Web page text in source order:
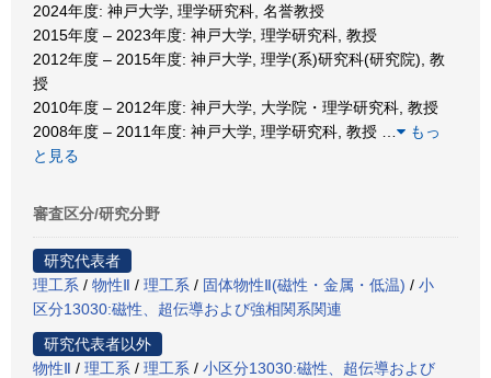
2024年度: 神戸大学, 理学研究科, 名誉教授
2015年度 – 2023年度: 神戸大学, 理学研究科, 教授
2012年度 – 2015年度: 神戸大学, 理学(系)研究科(研究院), 教
授
2010年度 – 2012年度: 神戸大学, 大学院・理学研究科, 教授
2008年度 – 2011年度: 神戸大学, 理学研究科, 教授
もっ
と見る
審査区分/研究分野
研究代表者
理工系 / 物性Ⅱ / 理工系 / 固体物性Ⅱ(磁性・金属・低温) / 小
区分13030:磁性、超伝導および強相関系関連
研究代表者以外
物性Ⅱ / 理工系 / 理工系 / 小区分13030:磁性、超伝導および